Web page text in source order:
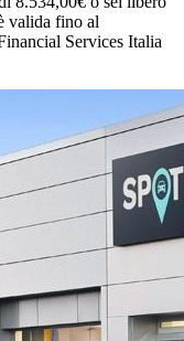
valida fino al
Services Italia